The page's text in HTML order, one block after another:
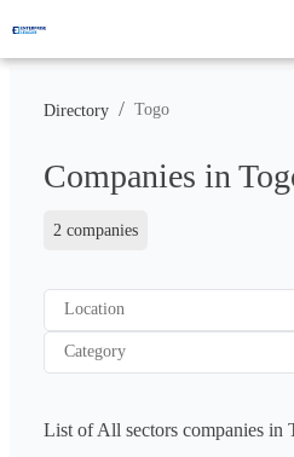
Directory / Togo
Companies in
2 companies
Location
Category
List of All sectors companies in